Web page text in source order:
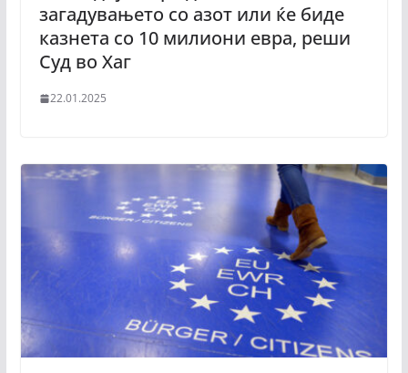
загадувањето со азот или ќе биде
казнета со 10 милиони евра, реши
Суд во Хаг
22.01.2025